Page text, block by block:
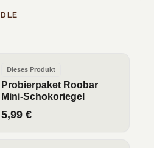
Dieses Produkt
Probierpaket Roobar
Mini-Schokoriegel
5,99 €